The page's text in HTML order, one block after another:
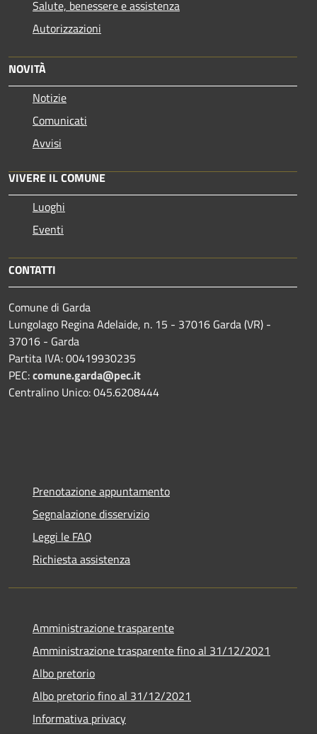
Salute, benessere e assistenza
Autorizzazioni
NOVITÀ
Notizie
Comunicati
Avvisi
VIVERE IL COMUNE
Luoghi
Eventi
CONTATTI
Comune di Garda
Lungolago Regina Adelaide, n. 15 - 37016 Garda (VR) -
37016 - Garda
Partita IVA: 00419930235
PEC:comune.garda@pec.it
Centralino Unico: 045.6208444
Prenotazione appuntamento
Segnalazione disservizio
Leggi le FAQ
Richiesta assistenza
Amministrazione trasparente
Amministrazione trasparente fino al 31/12/2021
Albo pretorio
Albo pretorio fino al 31/12/2021
Informativa privacy